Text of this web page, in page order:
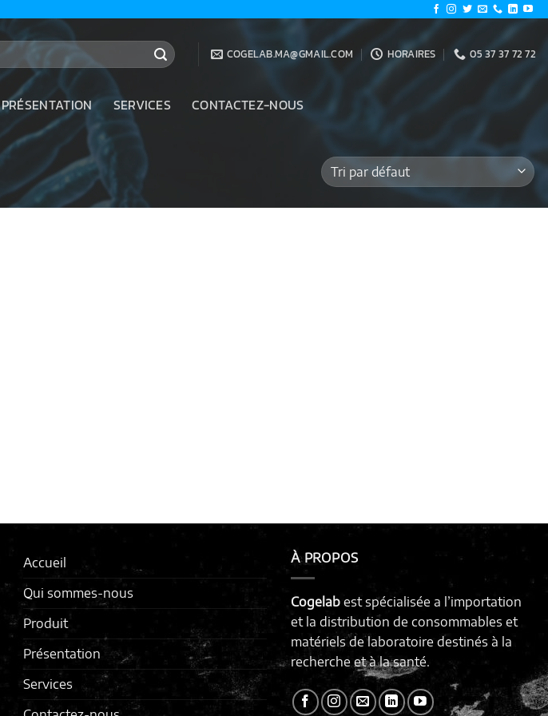
COGELAB.MA@GMAIL.COM HORAIRES 05 37 37 72 72
PRÉSENTATION SERVICES CONTACTEZ-NOUS
Accueil
Qui sommes-nous
Produit
Présentation
Services
À PROPOS
Cogelab est spécialisée a l’importation
et la distribution de consommables et
matériels de laboratoire destinés à la
recherche et à la santé.